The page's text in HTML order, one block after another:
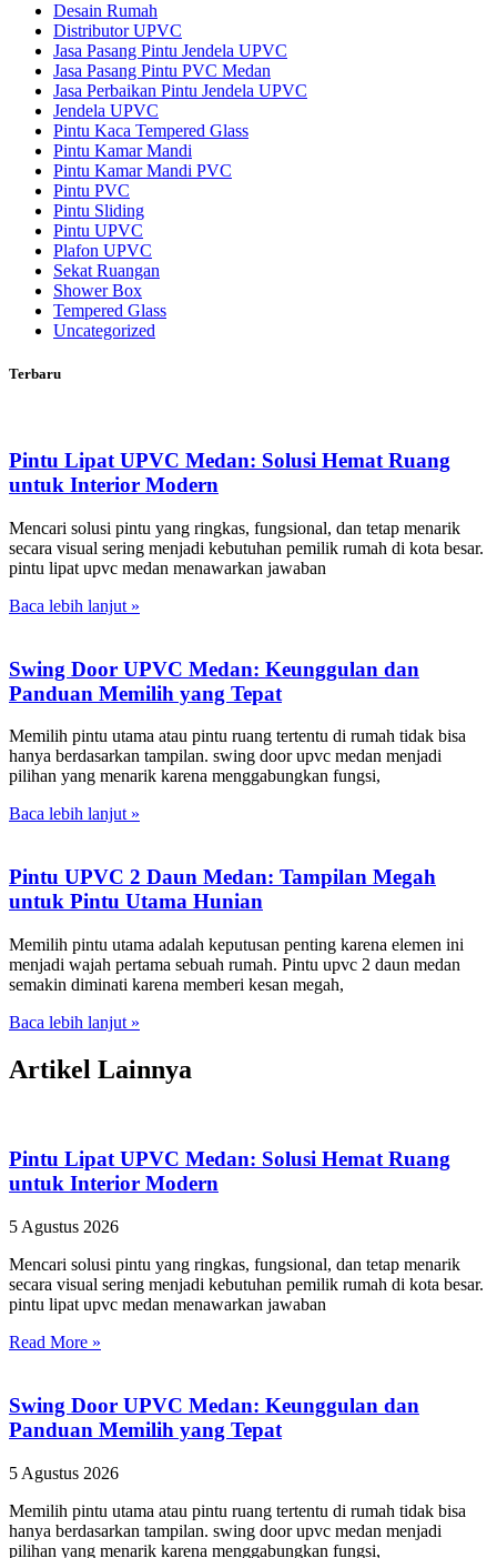
Desain Rumah
Distributor UPVC
Jasa Pasang Pintu Jendela UPVC
Jasa Pasang Pintu PVC Medan
Jasa Perbaikan Pintu Jendela UPVC
Jendela UPVC
Pintu Kaca Tempered Glass
Pintu Kamar Mandi
Pintu Kamar Mandi PVC
Pintu PVC
Pintu Sliding
Pintu UPVC
Plafon UPVC
Sekat Ruangan
Shower Box
Tempered Glass
Uncategorized
Terbaru
Pintu Lipat UPVC Medan: Solusi Hemat Ruang
untuk Interior Modern
Mencari solusi pintu yang ringkas, fungsional, dan tetap menarik
secara visual sering menjadi kebutuhan pemilik rumah di kota besar.
pintu lipat upvc medan menawarkan jawaban
Baca lebih lanjut »
Swing Door UPVC Medan: Keunggulan dan
Panduan Memilih yang Tepat
Memilih pintu utama atau pintu ruang tertentu di rumah tidak bisa
hanya berdasarkan tampilan. swing door upvc medan menjadi
pilihan yang menarik karena menggabungkan fungsi,
Baca lebih lanjut »
Pintu UPVC 2 Daun Medan: Tampilan Megah
untuk Pintu Utama Hunian
Memilih pintu utama adalah keputusan penting karena elemen ini
menjadi wajah pertama sebuah rumah. Pintu upvc 2 daun medan
semakin diminati karena memberi kesan megah,
Baca lebih lanjut »
Artikel Lainnya
Pintu Lipat UPVC Medan: Solusi Hemat Ruang
untuk Interior Modern
5 Agustus 2026
Mencari solusi pintu yang ringkas, fungsional, dan tetap menarik
secara visual sering menjadi kebutuhan pemilik rumah di kota besar.
pintu lipat upvc medan menawarkan jawaban
Read More »
Swing Door UPVC Medan: Keunggulan dan
Panduan Memilih yang Tepat
5 Agustus 2026
Memilih pintu utama atau pintu ruang tertentu di rumah tidak bisa
hanya berdasarkan tampilan. swing door upvc medan menjadi
pilihan yang menarik karena menggabungkan fungsi,